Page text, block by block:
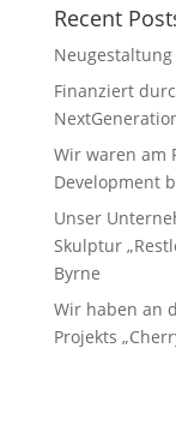
Recent
Finanziert
Wir waren am
Development
Unser
Skulptur
Byrne
Wir haben an
Projekts